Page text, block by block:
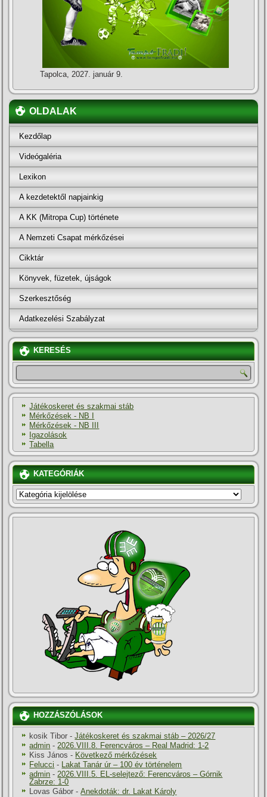
Tapolca, 2027. január 9.
OLDALAK
Kezdőlap
Videógaléria
Lexikon
A kezdetektől napjainkig
A KK (Mitropa Cup) története
A Nemzeti Csapat mérkőzései
Cikktár
Könyvek, füzetek, újságok
Szerkesztőség
Adatkezelési Szabályzat
KERESÉS
Játékoskeret és szakmai stáb
Mérkőzések - NB I
Mérkőzések - NB III
Igazolások
Tabella
KATEGÓRIÁK
KATEGÓRIÁK
HOZZÁSZÓLÁSOK
kosik Tibor -Játékoskeret és szakmai stáb – 2026/27
admin -2026.VIII.8. Ferencváros – Real Madrid: 1-2
Kiss János - Következő mérkőzések
Felucci - Lakat Tanár úr – 100 év történelem
admin -2026.VIII.5. EL-selejtező: Ferencváros – Górnik
Zabrze: 1-0
Lovas Gábor -Anekdoták: dr. Lakat Károly